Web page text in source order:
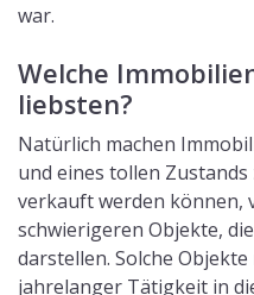
war.
Welche
liebsten?
Natürlich machen
und eines tollen
verkauft werden können,
schwierigeren Objekte,
darstellen. Solche
jahrelanger Tätigkeit in